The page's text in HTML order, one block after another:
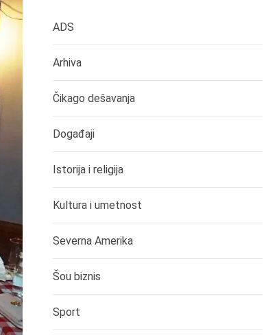
ADS
Arhiva
Čikago dešavanja
Događaji
Istorija i religija
Kultura i umetnost
Severna Amerika
Šou biznis
Sport